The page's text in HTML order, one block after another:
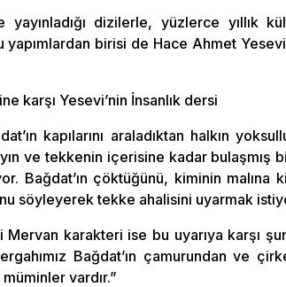
yayınladığı dizilerle, yüzlerce yıllık
yapımlardan birisi de Hace Ahmet
karşı Yesevi’nin İnsanlık dersi
kapılarını araladıktan halkın
ve tekkenin içerisine kadar
Bağdat’ın çöktüğünü, kiminin malına
söyleyerek tekke ahalisini uyarmak
Mervan karakteri ise bu uyarıya karşı
Bağdat’ın çamurundan ve
vardır.”